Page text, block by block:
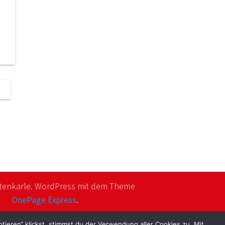
WordPress mit dem Theme
OnePage Express.